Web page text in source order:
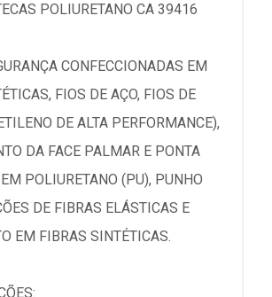
POLIURETANO CA 39416
CONFECCIONADAS EM
FIOS DE AÇO, FIOS DE
DE ALTA PERFORMANCE),
DA FACE PALMAR E PONTA
POLIURETANO (PU), PUNHO
DE FIBRAS ELÁSTICAS E
EM FIBRAS SINTÉTICAS.